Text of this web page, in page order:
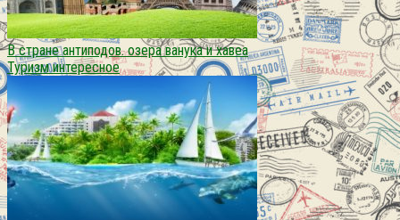
В стране антиподов. озера ванука и хавеа
Туризм интересное